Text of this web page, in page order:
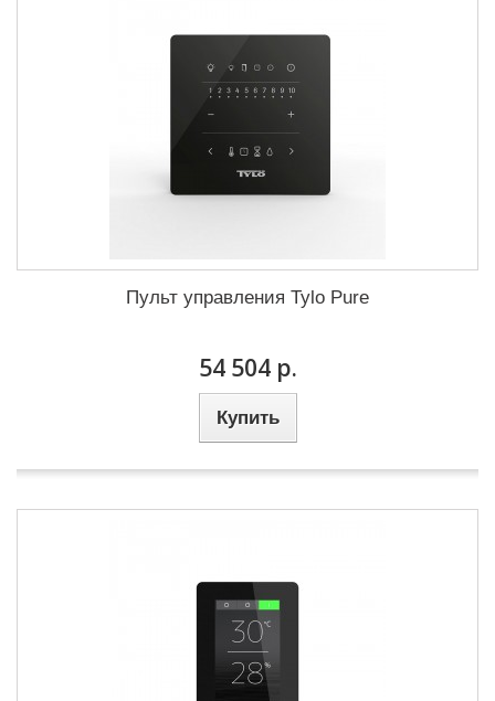
Пульт управления Tylo Pure
54 504 р.
Купить